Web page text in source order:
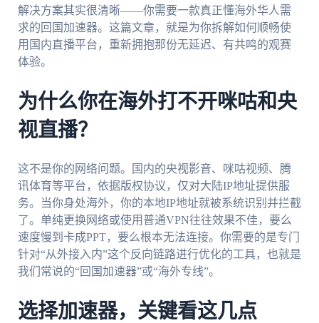
解决方案其实很清晰——你需要一款真正懂海外华人需
求的回国加速器。这篇文章，就是为你拆解如何顺畅使
用国内直播平台，重新拥抱那份无延迟、有共鸣的观赛
体验。
为什么你在海外打不开咪咕和央
视直播？
这不是你的网络问题。国内的央视影音、咪咕视频、腾
讯体育等平台，依据版权协议，仅对大陆IP地址提供服
务。当你身处海外，你的本地IP地址就被系统识别并拦截
了。单纯更换网络或使用普通VPN往往效果不佳，要么
速度慢到卡成PPT，要么根本无法连接。你需要的是专门
针对“从外接入内”这个反向链路进行优化的工具，也就是
我们常说的“回国加速器”或“海外专线”。
选择加速器，关键看这几点